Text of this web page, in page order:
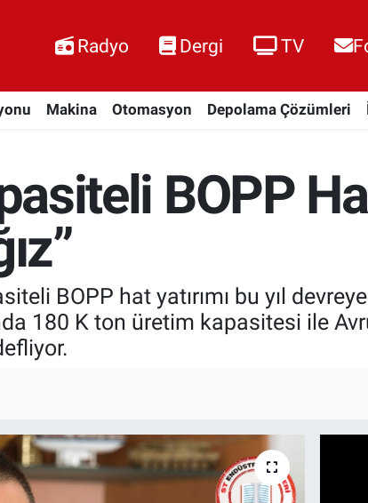
Radyo Dergi TV
Makina Otomasyon Depolama Çözümleri
BOPP
BOPP hat yatırımı bu yıl
180 K ton üretim kapasitesi ile